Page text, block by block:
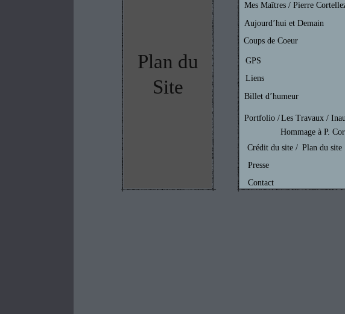
Plan du
Site
Mes Maîtres / Pierre
Aujourd’hui et Demain
Billet d’humeur
GPS
Coups de Coeur
Liens
Crédit du site /
Contact
Plan du site
Portfolio /
Presse
Les Travaux /
Hommage à P.